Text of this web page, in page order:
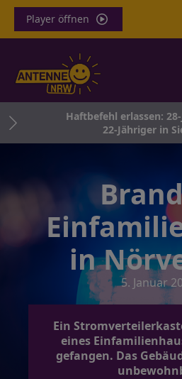
Player öffnen
Haftbefehl erlassen: 28-
22-Jähriger in
in
5. Januar
Ein
eines
gefangen. Das